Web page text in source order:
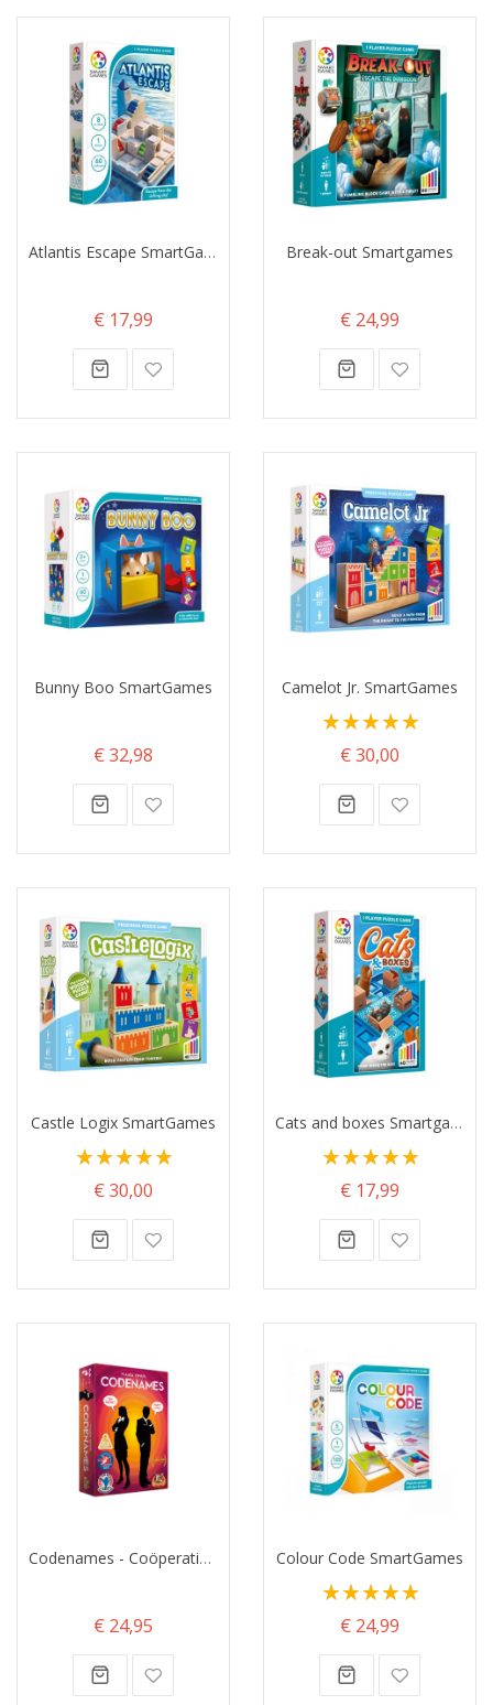
Atlantis Escape SmartGames
€ 17,99
Break-out Smartgames
€ 24,99
Bunny Boo SmartGames
€ 32,98
Camelot Jr. SmartGames
Waardering:
100%€ 30,00
Castle Logix SmartGames
Waardering:
100%€ 30,00
Cats and boxes Smartgames
Waardering:
100%€ 17,99
Codenames - Coöperatief spel
€ 24,95
Colour Code SmartGames
Waardering:
100%€ 24,99